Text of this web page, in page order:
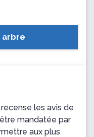
arbre
les avis de
mandatée par
aux plus